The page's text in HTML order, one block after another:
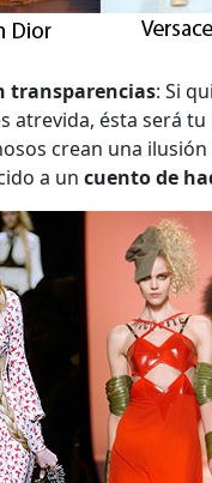
transparencias: Si
atrevida, ésta será
crean una ilusión
a un cuento de